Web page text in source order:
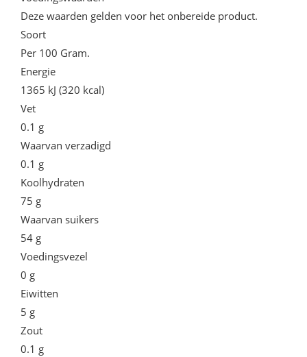
Deze waarden gelden voor het onbereide product.
Soort
Per 100 Gram.
Energie
1365 kJ (320 kcal)
Vet
0.1 g
Waarvan verzadigd
0.1 g
Koolhydraten
75 g
Waarvan suikers
54 g
Voedingsvezel
0 g
Eiwitten
5 g
Zout
0.1 g